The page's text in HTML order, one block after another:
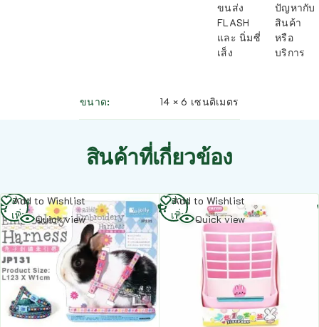
ขนส่ง
FLASH
และ นิ่มซี่
เส็ง
ปัญหากับ
สินค้า
หรือ
บริการ
ขนาด 14 × 6 เซนติเมตร
สินค้าที่เกี่ยวข้อง
Add to Wishlist
Quick view
อ่าน
เพิ่ม
Add to Wishlist
Quick view
อ่าน
เพิ่ม